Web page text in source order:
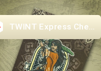
Express